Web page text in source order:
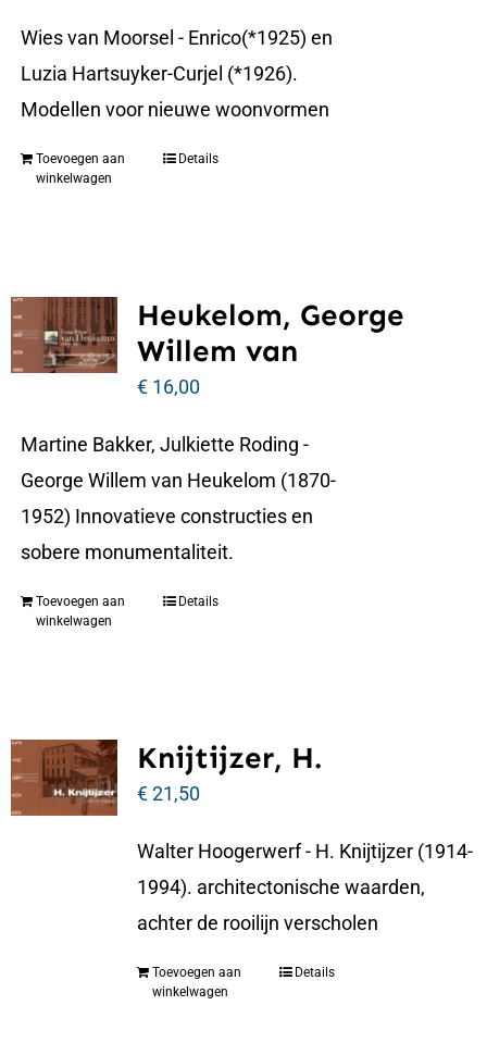
Wies van Moorsel - Enrico(*1925) en
Luzia Hartsuyker-Curjel (*1926).
Modellen voor nieuwe woonvormen
Toevoegen aan
winkelwagen
Details
Heukelom, George
Willem van
€16,00
Martine Bakker, Julkiette Roding -
George Willem van Heukelom (1870-
1952) Innovatieve constructies en
sobere monumentaliteit.
Toevoegen aan
winkelwagen
Details
Knijtijzer, H.
€21,50
Walter Hoogerwerf - H. Knijtijzer (1914-
1994). architectonische waarden,
achter de rooilijn verscholen
Toevoegen aan
winkelwagen
Details